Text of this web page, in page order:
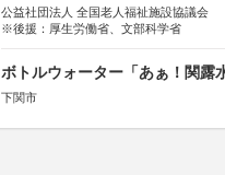
公益社団法人 全国老人福祉施設協議会
※後援：厚生労働省、文部科学省
ボトルウォーター「あぁ！関露
下関市